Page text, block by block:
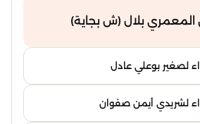
بلال (ش بجاية)
لصغير بوعلي عادل
لشريدي أيمن صفوان